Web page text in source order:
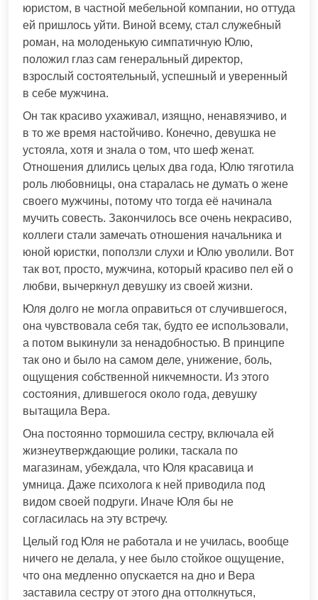
юристом, в частной мебельной компании, но оттуда
ей пришлось уйти. Виной всему, стал служебный
роман, на молоденькую симпатичную Юлю,
положил глаз сам генеральный директор,
взрослый состоятельный, успешный и уверенный
в себе мужчина.
Он так красиво ухаживал, изящно, ненавязчиво, и
в то же время настойчиво. Конечно, девушка не
устояла, хотя и знала о том, что шеф женат.
Отношения длились целых два года, Юлю тяготила
роль любовницы, она старалась не думать о жене
своего мужчины, потому что тогда её начинала
мучить совесть. Закончилось все очень некрасиво,
коллеги стали замечать отношения начальника и
юной юристки, поползли слухи и Юлю уволили. Вот
так вот, просто, мужчина, который красиво пел ей о
любви, вычеркнул девушку из своей жизни.
Юля долго не могла оправиться от случившегося,
она чувствовала себя так, будто ее использовали,
а потом выкинули за ненадобностью. В принципе
так оно и было на самом деле, унижение, боль,
ощущения собственной никчемности. Из этого
состояния, длившегося около года, девушку
вытащила Вера.
Она постоянно тормошила сестру, включала ей
жизнеутверждающие ролики, таскала по
магазинам, убеждала, что Юля красавица и
умница. Даже психолога к ней приводила под
видом своей подруги. Иначе Юля бы не
согласилась на эту встречу.
Целый год Юля не работала и не училась, вообще
ничего не делала, у нее было стойкое ощущение,
что она медленно опускается на дно и Вера
заставила сестру от этого дна оттолкнуться,